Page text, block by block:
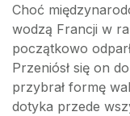
Choć
wodzą Francji w
początkowo
Przeniósł się on
przybrał formę
dotyka przede